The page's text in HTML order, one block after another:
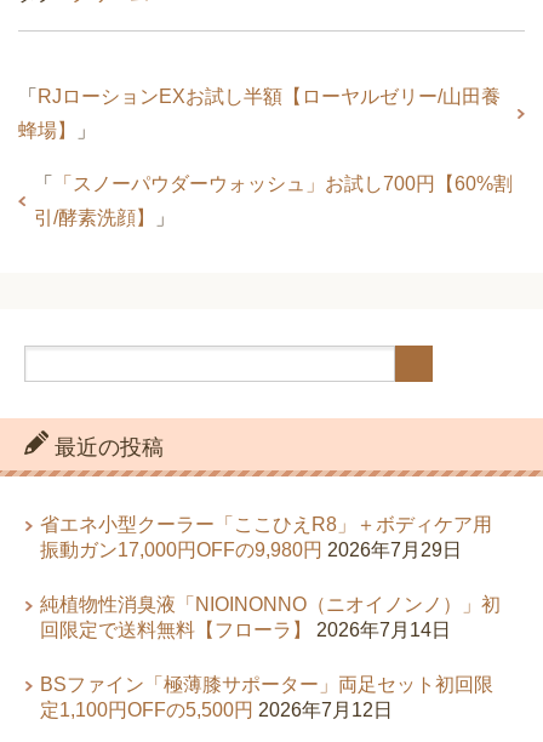
「 RJローションEXお試し半額【ローヤルゼリー/山田養
蜂場】
」
「
「スノーパウダーウォッシュ」お試し700円【60%割
引/酵素洗顔】
」
最近の投稿
省エネ小型クーラー「ここひえR8」＋ボディケア用
振動ガン17,000円OFFの9,980円 2026年7月29日
純植物性消臭液「NIOINONNO（ニオイノンノ）」初
回限定で送料無料【フローラ】
2026年7月14日
BSファイン「極薄膝サポーター」両足セット初回限
定1,100円OFFの5,500円 2026年7月12日